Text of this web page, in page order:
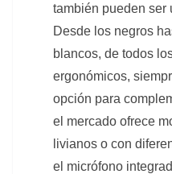
también pueden ser
Desde los negros
blancos, de todos
ergonómicos,
opción para
el mercado ofrece
livianos o con
el micrófono